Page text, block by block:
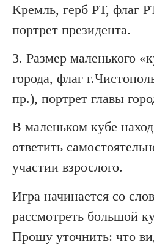
Кремль, герб РТ, флаг
портрет президента.
3. Размер маленького
города, флаг
пр.), портрет главы
В маленьком кубе
ответить
участии взрослого.
Игра начинается со
рассмотреть большой
Прошу уточнить: что